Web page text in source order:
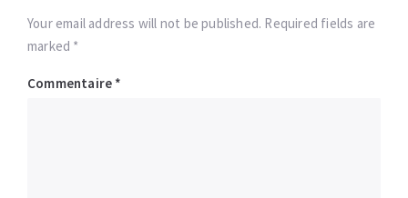
Your email address will not be published. Required fields are
marked *
Commentaire *